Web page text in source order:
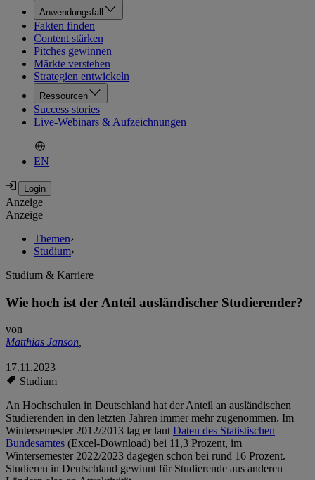
Anwendungsfall
Fakten finden
Content stärken
Pitches gewinnen
Märkte verstehen
Strategien entwickeln
Ressourcen
Success stories
Live-Webinars & Aufzeichnungen
EN
Anzeige
Anzeige
Themen›
Studium›
Studium & Karriere
Wie hoch ist der Anteil ausländischer Studierender?
von
Matthias Janson,
17.11.2023
Studium
An Hochschulen in Deutschland hat der Anteil an ausländischen
Studierenden in den letzten Jahren immer mehr zugenommen. Im
Wintersemester 2012/2013 lag er lautDaten des Statistischen
Bundesamtes (Excel-Download) bei 11,3 Prozent, im
Wintersemester 2022/2023 dagegen schon bei rund 16 Prozent.
Studieren in Deutschland gewinnt für Studierende aus anderen